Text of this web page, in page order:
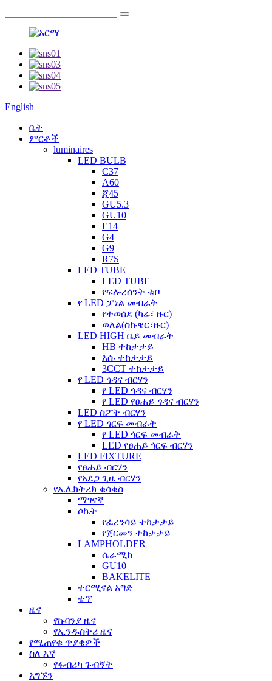
English
ቤት
ምርቶች
luminaires
LED BULB
C37
A60
ጂ45
GU5.3
GU10
E14
G4
G9
R7S
LED TUBE
LED TUBE
የፍሎረሰንት ቱቦ
የ LED ፓነል መብራት
የተወሰደ (ካሬ፣ ዙር)
ወለል(ስኩዌር፣ዙር)
LED HIGH ቤይ መብራት
HB ተከታታይ
እሱ ተከታታይ
3CCT ተከታታይ
የ LED ጎዳና ብርሃን
የ LED ጎዳና ብርሃን
የ LED የፀሐይ ጎዳና ብርሃን
LED ስፖት ብርሃን
የ LED ጎርፍ መብራት
የ LED ጎርፍ መብራት
LED የፀሐይ ጎርፍ ብርሃን
LED FIXTURE
የፀሐይ ብርሃን
የአደጋ ጊዜ ብርሃን
የኤሌክትሪክ ቁሳቁስ
ማገናኛ
ሶኬት
የፈረንሳይ ተከታታይ
የጀርመን ተከታታይ
LAMPHOLDER
ሴራሚክ
GU10
BAKELITE
ተርሚናል አግድ
ቴፕ
ዜና
የኩባንያ ዜና
የኢንዱስትሪ ዜና
የሚጠየቁ ጥያቄዎች
ስለ እኛ
የፋብሪካ ጉብኝት
አግኙን